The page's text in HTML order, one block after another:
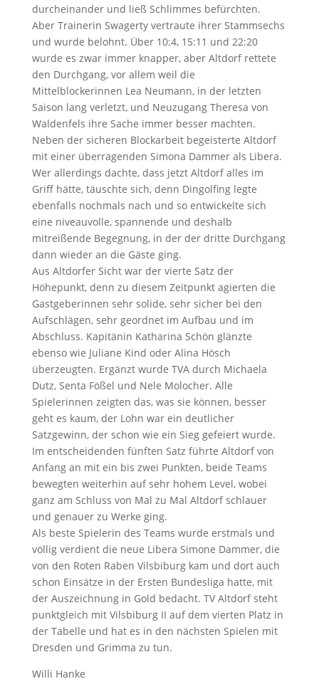
durcheinander und ließ Schlimmes befürchten.
Aber Trainerin Swagerty vertraute ihrer Stammsechs
und wurde belohnt. Über 10:4, 15:11 und 22:20
wurde es zwar immer knapper, aber Altdorf rettete
den Durchgang, vor allem weil die
Mittelblockerinnen Lea Neumann, in der letzten
Saison lang verletzt, und Neuzugang Theresa von
Waldenfels ihre Sache immer besser machten.
Neben der sicheren Blockarbeit begeisterte Altdorf
mit einer überragenden Simona Dammer als Libera.
Wer allerdings dachte, dass jetzt Altdorf alles im
Griff hätte, täuschte sich, denn Dingolfing legte
ebenfalls nochmals nach und so entwickelte sich
eine niveauvolle, spannende und deshalb
mitreißende Begegnung, in der der dritte Durchgang
dann wieder an die Gäste ging.
Aus Altdorfer Sicht war der vierte Satz der
Höhepunkt, denn zu diesem Zeitpunkt agierten die
Gastgeberinnen sehr solide, sehr sicher bei den
Aufschlägen, sehr geordnet im Aufbau und im
Abschluss. Kapitänin Katharina Schön glänzte
ebenso wie Juliane Kind oder Alina Hösch
überzeugten. Ergänzt wurde TVA durch Michaela
Dutz, Senta Fößel und Nele Molocher. Alle
Spielerinnen zeigten das, was sie können, besser
geht es kaum, der Lohn war ein deutlicher
Satzgewinn, der schon wie ein Sieg gefeiert wurde.
Im entscheidenden fünften Satz führte Altdorf von
Anfang an mit ein bis zwei Punkten, beide Teams
bewegten weiterhin auf sehr hohem Level, wobei
ganz am Schluss von Mal zu Mal Altdorf schlauer
und genauer zu Werke ging.
Als beste Spielerin des Teams wurde erstmals und
völlig verdient die neue Libera Simone Dammer, die
von den Roten Raben Vilsbiburg kam und dort auch
schon Einsätze in der Ersten Bundesliga hatte, mit
der Auszeichnung in Gold bedacht. TV Altdorf steht
punktgleich mit Vilsbiburg II auf dem vierten Platz in
der Tabelle und hat es in den nächsten Spielen mit
Dresden und Grimma zu tun.
Willi Hanke